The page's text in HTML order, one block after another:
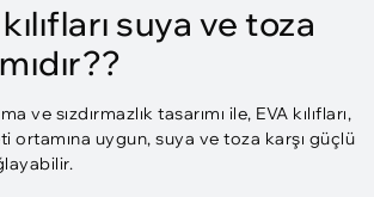
suya ve toza
ve sızdırmazlık tasarımı ile, EVA kılıfları,
ortamına uygun, suya ve toza karşı güçlü